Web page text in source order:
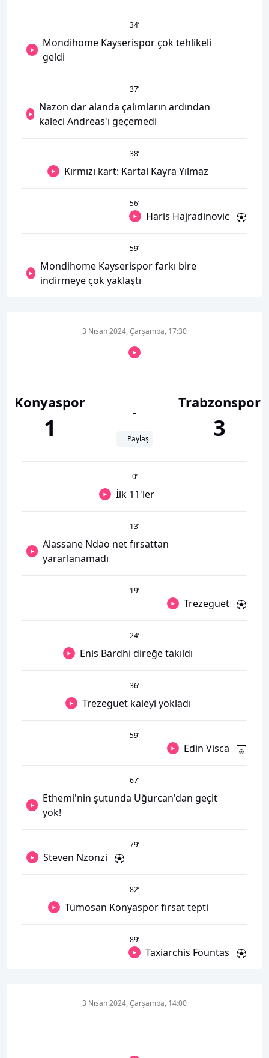
34’
Mondihome Kayserispor çok tehlikeli
geldi
37’
Nazon dar alanda çalımların ardından
kaleci Andreas'ı geçemedi
38’
Kırmızı kart: Kartal Kayra Yılmaz
56’
Haris Hajradinovic
59’
Mondihome Kayserispor farkı bire
indirmeye çok yaklaştı
Konyaspor
1
3 Nisan 2024, Çarşamba, 17:30
-
Paylaş
Trabzonspor
3
0’
İlk 11'ler
13’
Alassane Ndao net fırsattan
yararlanamadı
19’
Trezeguet
24’
Enis Bardhi direğe takıldı
36’
Trezeguet kaleyi yokladı
59’
Edin Visca
67’
Ethemi'nin şutunda Uğurcan'dan geçit
yok!
79’
Steven Nzonzi
82’
Tümosan Konyaspor fırsat tepti
89’
Taxiarchis Fountas
3 Nisan 2024, Çarşamba, 14:00